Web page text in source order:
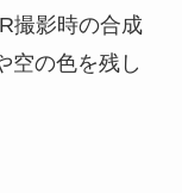
撮影時の合成
空の色を残し